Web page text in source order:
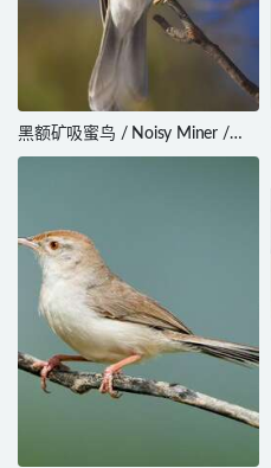
黑额矿吸蜜鸟 / Noisy Miner /
Manorina melanocephala